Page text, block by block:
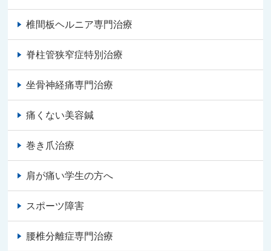
椎間板ヘルニア専門治療
脊柱管狭窄症特別治療
坐骨神経痛専門治療
痛くない美容鍼
巻き爪治療
肩が痛い学生の方へ
スポーツ障害
腰椎分離症専門治療